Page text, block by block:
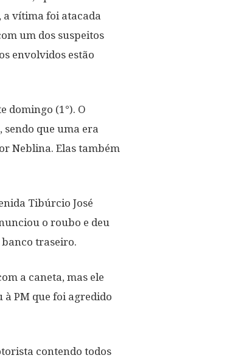
a vítima foi atacada
um dos suspeitos
envolvidos estão
domingo (1°). O
que uma era
Neblina. Elas também
Tibúrcio José
o roubo e deu
traseiro.
a caneta, mas ele
PM que foi agredido
contendo todos